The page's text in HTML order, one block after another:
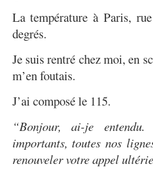
La température à Paris,
degrés.
Je suis rentré chez moi, en
m’en foutais.
J’ai composé le 115.
“Bonjour, ai-je
importants, toutes nos
renouveler votre appel